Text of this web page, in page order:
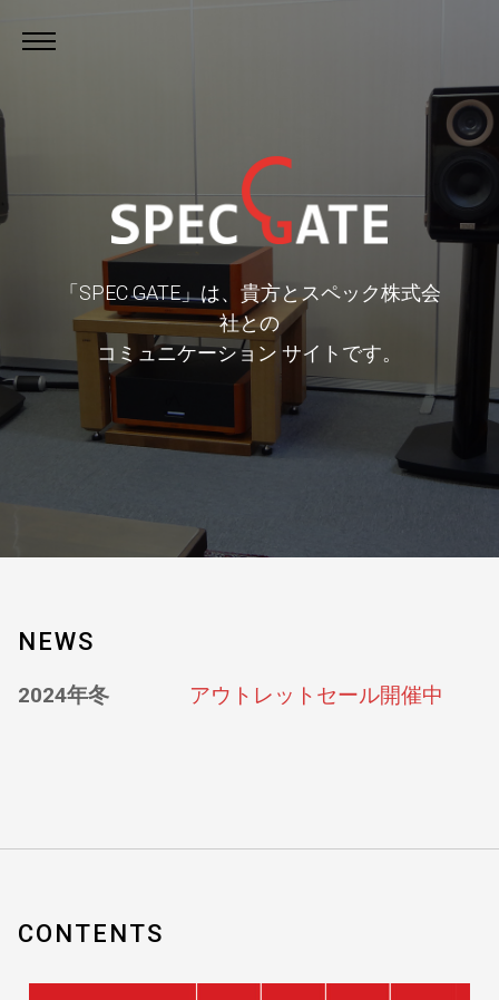
「SPEC GATE」は、貴方とスペック株式会
社との
コミュニケーション サイトです。
NEWS
2024年冬 アウトレットセール開催中
CONTENTS